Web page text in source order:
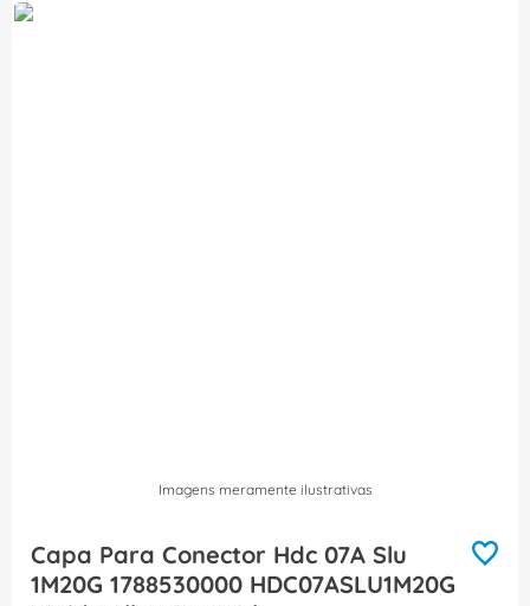
Imagens meramente ilustrativas
Capa Para Conector Hdc 07A Slu
1M20G 1788530000 HDC07ASLU1M20G